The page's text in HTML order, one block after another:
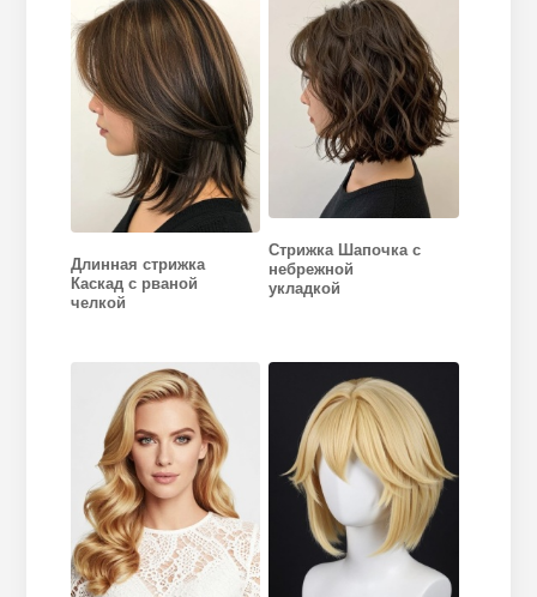
Длинная стрижка
Каскад с рваной
челкой
Стрижка Шапочка с
небрежной
укладкой